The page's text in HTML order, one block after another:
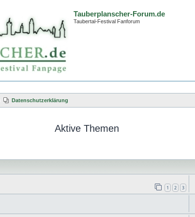
Tauberplanscher-Forum.de
Taubertal-Festival Fanforum
Datenschutzerklärung
Aktive Themen
1 2 3